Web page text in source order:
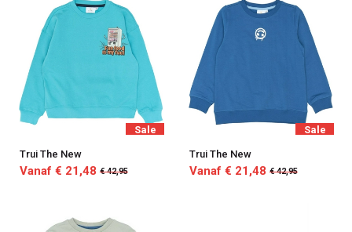
Sale
Trui The New
Vanaf € 21,48 € 42,95
Sale
Trui The New
Vanaf € 21,48 € 42,95